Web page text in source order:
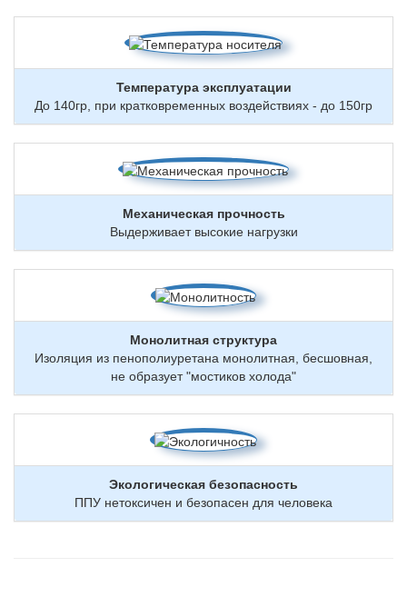
Температура эксплуатации
До 140гр, при кратковременных воздействиях - до 150гр
Механическая прочность
Выдерживает высокие нагрузки
Монолитная структура
Изоляция из пенополиуретана монолитная, бесшовная,
не образует "мостиков холода"
Экологическая безопасность
ППУ нетоксичен и безопасен для человека